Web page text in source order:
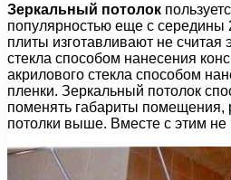
Зеркальный потолок
популярностью еще с середины
плиты изготавливают не считая
стекла способом нанесения
акрилового стекла способом
пленки. Зеркальный потолок
поменять габариты помещения,
потолки выше. Вместе с этим не